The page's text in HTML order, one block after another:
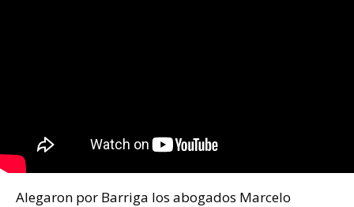
Alegaron por Barriga los abogados Marcelo